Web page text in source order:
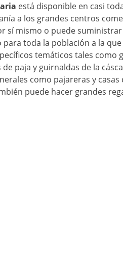
está disponible en casi
a los grandes centros
sí mismo o puede
toda la población a la
temáticos tales como
paja y guirnaldas de la
como pajareras y
puede hacer grandes